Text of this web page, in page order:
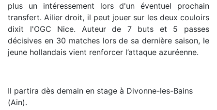
plus un intéressement lors d'un éventuel prochain
transfert. Ailier droit, il peut jouer sur les deux couloirs
dixit l'OGC Nice. Auteur de 7 buts et 5 passes
décisives en 30 matches lors de sa dernière saison, le
jeune hollandais vient renforcer l’attaque azuréenne.
Il partira dès demain en stage à Divonne-les-Bains
(Ain).